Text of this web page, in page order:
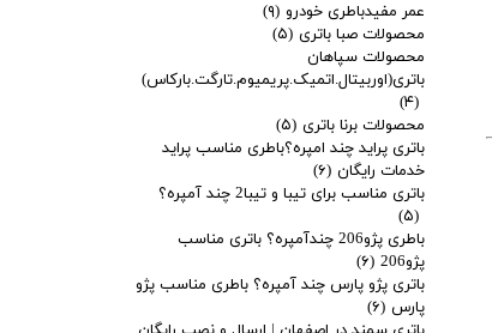
عمر مفیدباطری خودرو (۹)
محصولات صبا باتری (۵)
محصولات سپاهان
باتری(اوربیتال.اتمیک.پریمیوم.تارگت.بارکاس)
(۴)
محصولات برنا باتری (۵)
باتری پراید چند امپره؟باطری مناسب پراید
خدمات رایگان (۶)
باتری مناسب برای تیبا و تیبا2 چند آمپره؟
(۵)
باطری پژو206 چندآمپره؟ باتری مناسب
پژو206
(۶)
باتری پژو پارس چند آمپره؟ باطری مناسب پژو
پارس (۶)